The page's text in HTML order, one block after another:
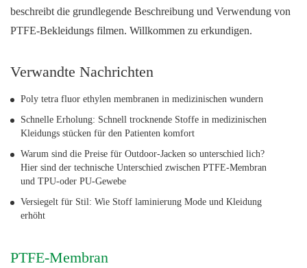
beschreibt die grundlegende Beschreibung und Verwendung von
PTFE-Bekleidungs filmen. Willkommen zu erkundigen.
Verwandte Nachrichten
Poly tetra fluor ethylen membranen in medizinischen wundern
Schnelle Erholung: Schnell trocknende Stoffe in medizinischen
Kleidungs stücken für den Patienten komfort
Warum sind die Preise für Outdoor-Jacken so unterschied lich?
Hier sind der technische Unterschied zwischen PTFE-Membran
und TPU-oder PU-Gewebe
Versiegelt für Stil: Wie Stoff laminierung Mode und Kleidung
erhöht
PTFE-Membran